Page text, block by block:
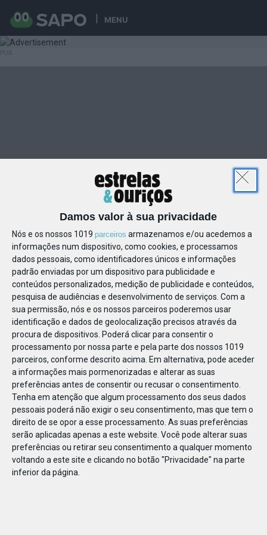
MENU
Damos valor à sua privacidade
Nós e os nossos 1019 parceiros armazenamos e/ou acedemos a
informações num dispositivo, como cookies, e processamos
dados pessoais, como identificadores únicos e informações
padrão enviadas por um dispositivo para publicidade e
conteúdos personalizados, medição de publicidade e conteúdos,
pesquisa de audiências e desenvolvimento de serviços. Com a
sua permissão, nós e os nossos parceiros poderemos usar
identificação e dados de geolocalização precisos através da
procura de dispositivos. Poderá clicar para consentir o
processamento por nossa parte e pela parte dos nossos 1019
parceiros, conforme descrito acima. Em alternativa, pode aceder
a informações mais pormenorizadas e alterar as suas
preferências antes de consentir ou recusar o consentimento.
Tenha em atenção que algum processamento dos seus dados
pessoais poderá não exigir o seu consentimento, mas que tem o
direito de se opor a esse processamento. As suas preferências
serão aplicadas apenas a este website. Você pode alterar suas
preferências ou retirar seu consentimento a qualquer momento
voltando a este site e clicando no botão "Privacidade" na parte
inferior da página.
85167570367220